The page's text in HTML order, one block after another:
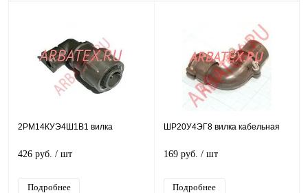
2РМ14КУЭ4Ш1В1 вилка
426 руб. / шт
Подробнее
ШР20У4ЭГ8 вилка кабельная
169 руб. / шт
Подробнее